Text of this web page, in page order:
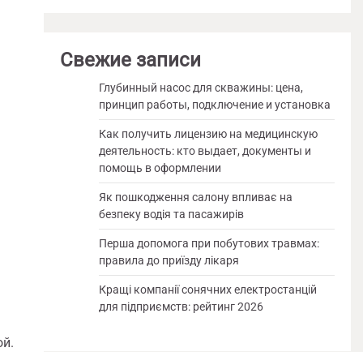
Свежие записи
Глубинный насос для скважины: цена,
принцип работы, подключение и установка
Как получить лицензию на медицинскую
деятельность: кто выдает, документы и
помощь в оформлении
Як пошкодження салону впливає на
безпеку водія та пасажирів
Перша допомога при побутових травмах:
правила до приїзду лікаря
Кращі компанії сонячних електростанцій
для підприємств: рейтинг 2026